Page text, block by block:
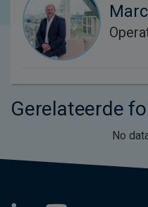
Gerelateerde
No